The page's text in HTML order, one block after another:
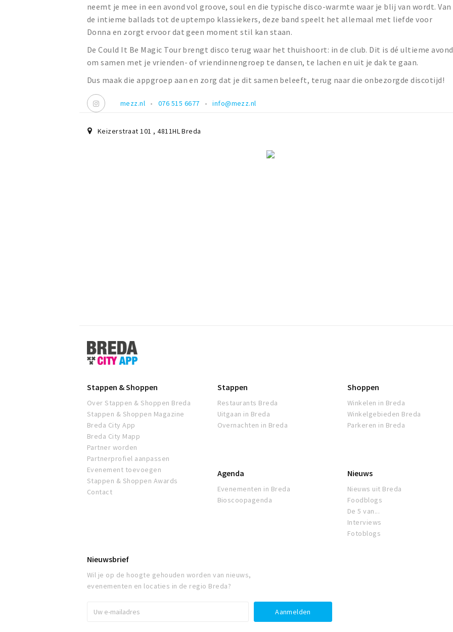
neemt je mee in een avond vol groove, soul en die typische disco-warmte waar je blij van wordt. Van
de intieme ballads tot de uptempo klassiekers, deze band speelt het allemaal met liefde voor
Donna en zorgt ervoor dat geen moment stil kan staan.
De Could It Be Magic Tour brengt disco terug waar het thuishoort: in de club. Dit is dé ultieme avond
om samen met je vrienden- of vriendinnengroep te dansen, te lachen en uit je dak te gaan.
Dus maak die appgroep aan en zorg dat je dit samen beleeft, terug naar die onbezorgde discotijd!
mezz.nl 076 515 6677 info@mezz.nl
Keizerstraat 101 ,4811HLBreda
Stappen
&
Shoppen
Stappen & Shoppen
Over Stappen & Shoppen Breda
Stappen & Shoppen Magazine
Breda City App
Breda City Mapp
Partner worden
Partnerprofiel aanpassen
Evenement toevoegen
Stappen & Shoppen Awards
Contact
Stappen
Restaurants Breda
Uitgaan in Breda
Overnachten in Breda
Shoppen
Winkelen in Breda
Winkelgebieden Breda
Parkeren in Breda
Agenda
Evenementen in Breda
Bioscoopagenda
Nieuws
Nieuws uit Breda
Foodblogs
De 5 van...
Interviews
Fotoblogs
Nieuwsbrief
Wil je op de hoogte gehouden worden van nieuws,
evenementen en locaties in de regio Breda?